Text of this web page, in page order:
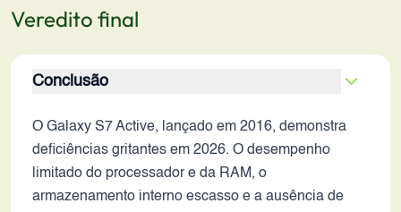
Veredito final
Conclusão
O Galaxy S7 Active, lançado em 2016, demonstra
deficiências gritantes em 2026. O desempenho
limitado do processador e da RAM, o
armazenamento interno escasso e a ausência de